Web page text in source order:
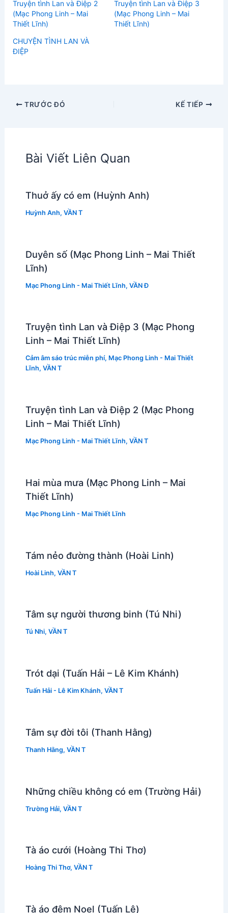
Truyện tình Lan và Điệp 2
(Mạc Phong Linh – Mai
Thiết Lĩnh)
Truyện tình Lan và Điệp 3
(Mạc Phong Linh – Mai
Thiết Lĩnh)
CHUYỆN TÌNH LAN VÀ
ĐIỆP
TRƯỚC ĐÓ KẾ TIẾP
Bài Viết Liên Quan
Thuở ấy có em (Huỳnh Anh)
Huỳnh Anh, VẦN T
Duyên số (Mạc Phong Linh – Mai Thiết
Lĩnh)
Mạc Phong Linh - Mai Thiết Lĩnh, VẦN Đ
Truyện tình Lan và Điệp 3 (Mạc Phong
Linh – Mai Thiết Lĩnh)
Cảm âm sáo trúc miễn phí, Mạc Phong Linh - Mai Thiết
Lĩnh, VẦN T
Truyện tình Lan và Điệp 2 (Mạc Phong
Linh – Mai Thiết Lĩnh)
Mạc Phong Linh - Mai Thiết Lĩnh, VẦN T
Hai mùa mưa (Mạc Phong Linh – Mai
Thiết Lĩnh)
Mạc Phong Linh - Mai Thiết Lĩnh
Tám nẻo đường thành (Hoài Linh)
Hoài Linh, VẦN T
Tâm sự người thương binh (Tú Nhi)
Tú Nhi, VẦN T
Trót dại (Tuấn Hải – Lê Kim Khánh)
Tuấn Hải - Lê Kim Khánh, VẦN T
Tâm sự đời tôi (Thanh Hằng)
Thanh Hằng, VẦN T
Những chiều không có em (Trường Hải)
Trường Hải, VẦN T
Tà áo cưới (Hoàng Thi Thơ)
Hoàng Thi Thơ, VẦN T
Tà áo đêm Noel (Tuấn Lê)